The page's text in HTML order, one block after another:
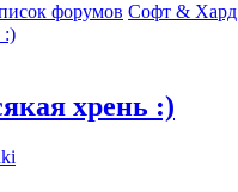
форумов Софт & Хард
:)
хрень :)